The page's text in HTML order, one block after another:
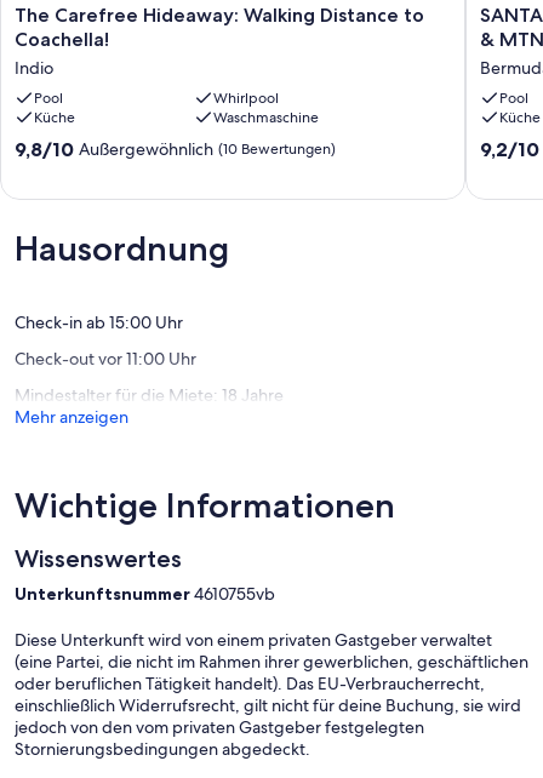
The
Carefree
Walking
Distance
to
Coachella!
Indio
The Carefree Hideaway: Walking Distance to
Coachella!
Indio
Pool
Whirlpool
Küche
Waschmaschine
9.8
(10
Bewertungen)
9,8/10 Außergewöhnlich (10 Bewertungen)
SANTA
FE
5BED/
WITH
POOL/
&
MTN
&
Pool
Küche
9.2
9,2/10
Hausordnung
Check-in ab 15:00 Uhr
Check-out vor 11:00 Uhr
Mindestalter für die Miete: 18 Jahre
Mehr anzeigen
Wichtige Informationen
Wissenswertes
Unterkunftsnummer4610755vb
Diese Unterkunft wird von einem privaten Gastgeber verwaltet
(eine Partei, die nicht im Rahmen ihrer gewerblichen, geschäftlichen
oder beruflichen Tätigkeit handelt). Das EU-Verbraucherrecht,
einschließlich Widerrufsrecht, gilt nicht für deine Buchung, sie wird
jedoch von den vom privaten Gastgeber festgelegten
Stornierungsbedingungen abgedeckt.